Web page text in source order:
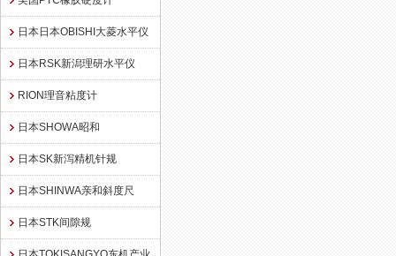
日本日本OBISHI大菱水平仪
日本RSK新潟理研水平仪
RION理音粘度计
日本SHOWA昭和
日本SK新泻精机针规
日本SHINWA亲和斜度尺
日本STK间隙规